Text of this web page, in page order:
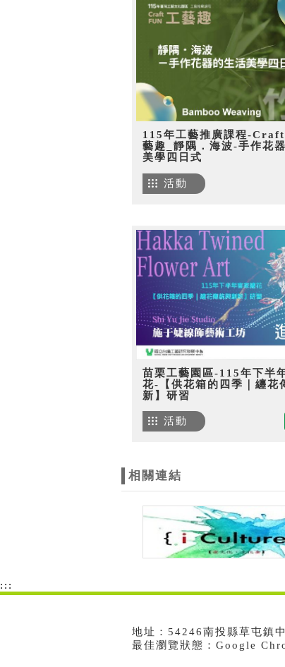
115年工藝推廣課程-
藝趣_靜隅．海波-手作花
美學四日式
活動
苗栗工藝園區-115年下半
花-【供花箱的四季｜纏花
新】研習
活動
相關連結
:::
地址：54246南投縣草屯鎮
最佳瀏覽狀態：Google